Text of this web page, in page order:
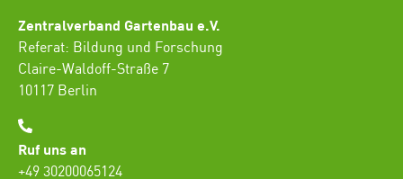
Zentralverband Gartenbau e.V.
Referat: Bildung und Forschung
Claire-Waldoff-Straße 7
10117 Berlin
Ruf uns an
+49 30200065124